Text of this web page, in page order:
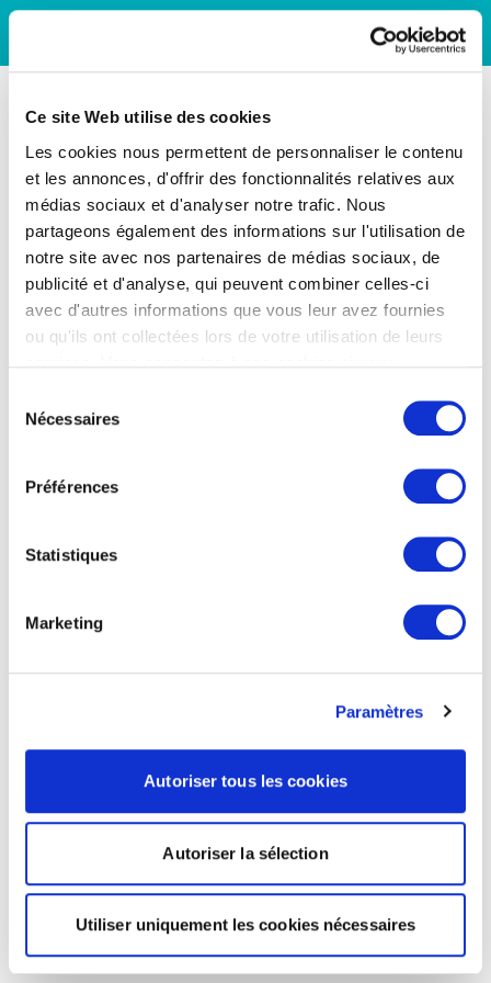
Ce site Web utilise des cookies
Les cookies nous permettent de personnaliser le contenu
et les annonces, d'offrir des fonctionnalités relatives aux
médias sociaux et d'analyser notre trafic. Nous
partageons également des informations sur l'utilisation de
notre site avec nos partenaires de médias sociaux, de
publicité et d'analyse, qui peuvent combiner celles-ci
avec d'autres informations que vous leur avez fournies
ou qu'ils ont collectées lors de votre utilisation de leurs
Nécessaires
Préférences
Statistiques
Marketing
Paramètres
Autoriser tous les cookies
Autoriser la sélection
Utiliser uniquement les cookies nécessaires